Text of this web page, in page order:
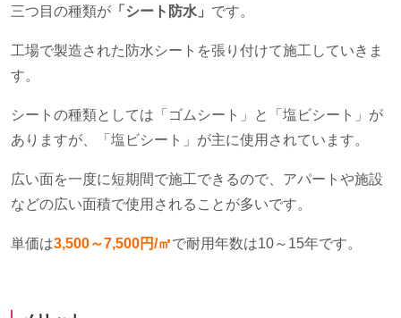
三つ目の種類が 「シート防水」 です。
工場で製造された防水シートを張り付けて施工していきま
す。
シートの種類としては「ゴムシート」と「塩ビシート」が
ありますが、「塩ビシート」が主に使用されています。
広い面を一度に短期間で施工できるので、アパートや施設
などの広い面積で使用されることが多いです。
単価は3,500～7,500円/㎡で耐用年数は10～ 15年です。